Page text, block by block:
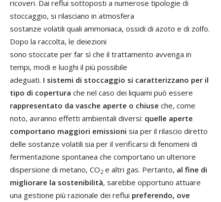
ricoveri. Dai reflui sottoposti a numerose tipologie di
stoccaggio, si rilasciano in atmosfera
sostanze volatili quali ammoniaca, ossidi di azoto e di zolfo.
Dopo la raccolta, le deiezioni
sono stoccate per far sì che il trattamento avvenga in
tempi, modi e luoghi il più possibile
adeguati. I sistemi di stoccaggio si caratterizzano per il
tipo di copertura che nel caso dei liquami può essere
rappresentato da vasche aperte o chiuse che, come
noto, avranno effetti ambientali diversi: quelle aperte
comportano maggiori emissioni sia per il rilascio diretto
delle sostanze volatili sia per il verificarsi di fenomeni di
fermentazione spontanea che comportano un ulteriore
dispersione di metano, CO2 e altri gas. Pertanto, al fine di
migliorare la sostenibilità, sarebbe opportuno attuare
una gestione più razionale dei reflui preferendo, ove